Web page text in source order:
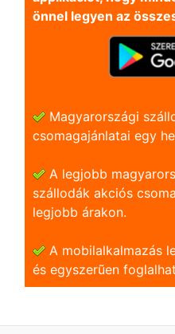
önnel legyen az
Magyarországi
csomagajánlatai egy
A legjobb
szállodák akciós
legjobb árakon.
A mobilalkalmazás
és egyszerũen